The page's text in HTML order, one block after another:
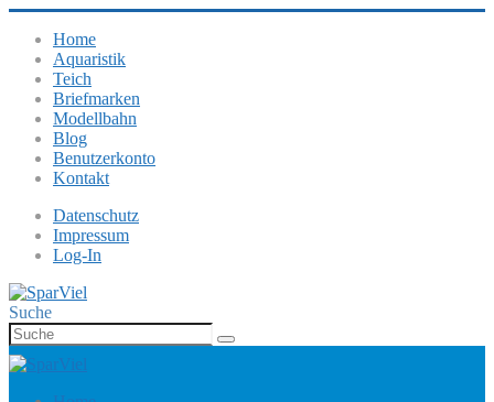
Home
Aquaristik
Teich
Briefmarken
Modellbahn
Blog
Benutzerkonto
Kontakt
Datenschutz
Impressum
Log-In
Suche